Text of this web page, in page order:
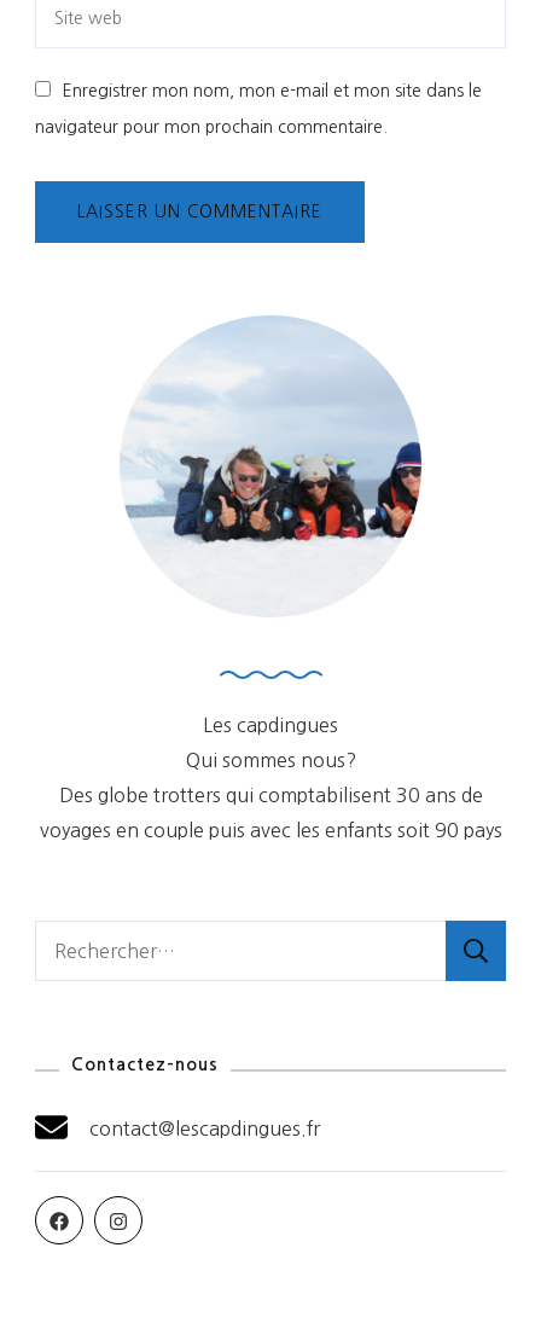
Enregistrer mon nom, mon e-mail et mon site dans le
navigateur pour mon prochain commentaire.
Les capdingues
Qui sommes nous?
Des globe trotters qui comptabilisent 30 ans de
voyages en couple puis avec les enfants soit 90 pays
Contactez-nous
contact@lescapdingues.fr